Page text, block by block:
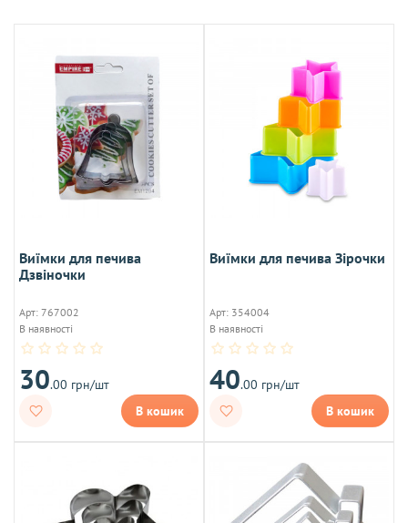
Виїмки для печива
Дзвіночки
Арт: 767002
В наявності
30.00 грн/шт
В кошик
Виїмки для печива Зірочки
Арт: 354004
В наявності
40.00 грн/шт
В кошик